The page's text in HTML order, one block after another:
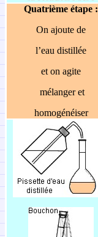
Quatrième étape :
On ajoute de
l’eau distillée
et on agite
mélanger et
homogénéiser